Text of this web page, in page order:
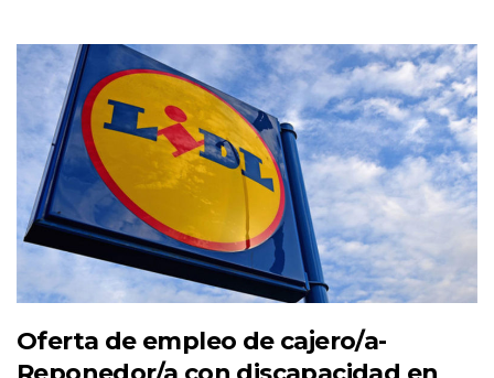
Oferta de empleo de cajero/a-